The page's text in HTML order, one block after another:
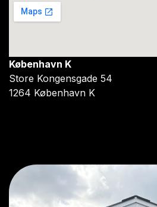
København K
Store Kongensgade 54
1264 København K